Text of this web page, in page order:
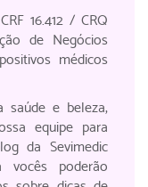
16.412 / CRQ
de Negócios
médicos
saúde e beleza,
equipe para
da Sevimedic
vocês poderão